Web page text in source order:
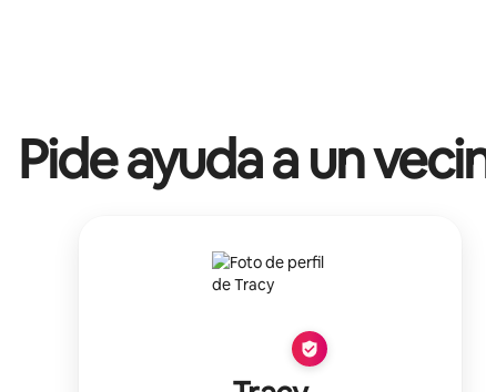
Pide ayuda a un